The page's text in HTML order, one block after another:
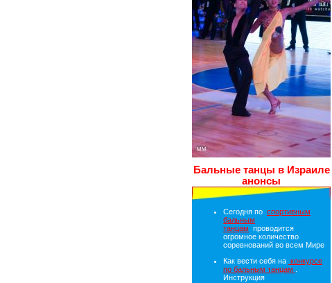
Бальные танцы в Израиле
анонсы
Сегодня по спортивным
бальным
танцам проводится
огромное количество
соревнований во всем Мире
Как вести себя на конкурсе
по бальным танцам
Инструкция